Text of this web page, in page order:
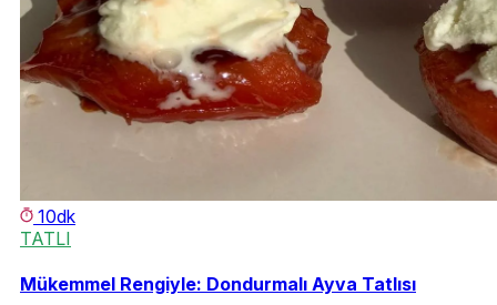
10dk
TATLI
Mükemmel Rengiyle: Dondurmalı Ayva Tatlısı